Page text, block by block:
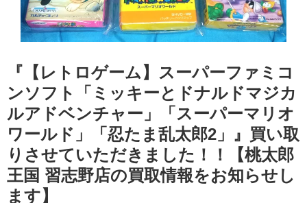
『【レトロゲーム】スーパーファミコ
ンソフト「ミッキーとドナルドマジカ
ルアドベンチャー」「スーパーマリオ
ワールド」「忍たま乱太郎2」』買い取
りさせていただきました！！【桃太郎
王国 習志野店の買取情報をお知らせし
ます】